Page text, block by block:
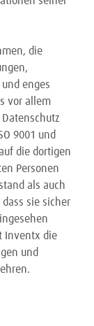
die
enges
vor allem
9001 und
die dortigen
Personen
als auch
sie sicher
Inventx die
und